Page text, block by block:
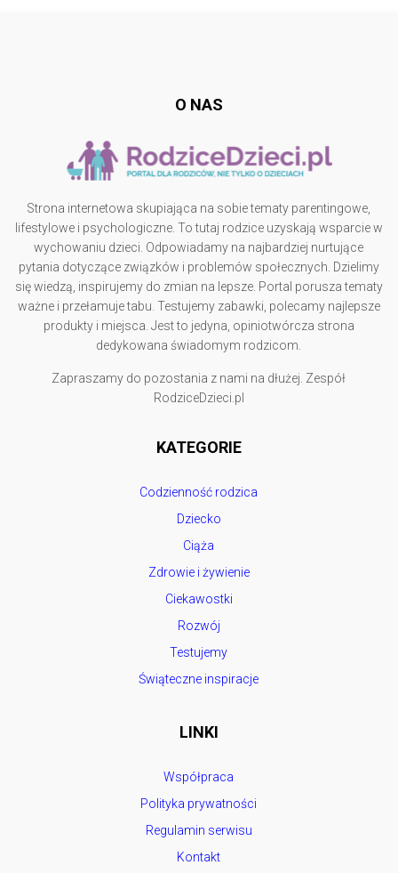
O NAS
Strona internetowa skupiająca na sobie tematy parentingowe,
lifestylowe i psychologiczne. To tutaj rodzice uzyskają wsparcie w
wychowaniu dzieci. Odpowiadamy na najbardziej nurtujące
pytania dotyczące związków i problemów społecznych. Dzielimy
się wiedzą, inspirujemy do zmian na lepsze. Portal porusza tematy
ważne i przełamuje tabu. Testujemy zabawki, polecamy najlepsze
produkty i miejsca. Jest to jedyna, opiniotwórcza strona
dedykowana świadomym rodzicom.
Zapraszamy do pozostania z nami na dłużej. Zespół
RodziceDzieci.pl
KATEGORIE
Codzienność rodzica
Dziecko
Ciąża
Zdrowie i żywienie
Ciekawostki
Rozwój
Testujemy
Świąteczne inspiracje
LINKI
Współpraca
Polityka prywatności
Regulamin serwisu
Kontakt